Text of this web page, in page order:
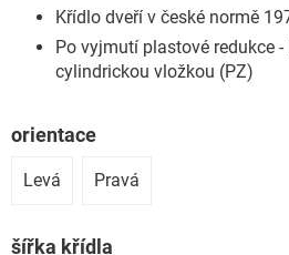
orientace
Levá Pravá
šířka křídla
Křídlo dveří v české normě
Po vyjmutí plastové redukce
cylindrickou vložkou (PZ)